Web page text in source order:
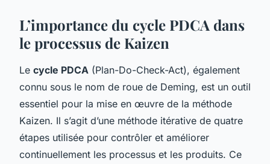
L’importance du cycle PDCA dans
le processus de Kaizen
Le cycle PDCA (Plan-Do-Check-Act), également
connu sous le nom de roue de Deming, est un outil
essentiel pour la mise en œuvre de la méthode
Kaizen. Il s’agit d’une méthode itérative de quatre
étapes utilisée pour contrôler et améliorer
continuellement les processus et les produits. Ce